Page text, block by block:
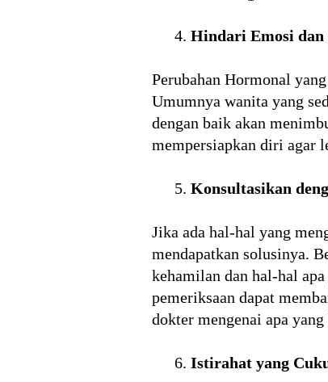
Hindari Emosi dan
Perubahan Hormonal
Umumnya wanita yang
dengan baik akan
mempersiapkan diri agar
Konsultasikan
Jika ada hal-hal yang
mendapatkan solusinya.
kehamilan dan hal-hal
pemeriksaan dapat
dokter mengenai apa
Istirahat yang